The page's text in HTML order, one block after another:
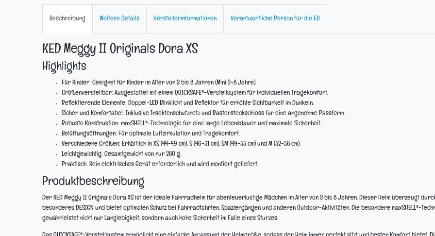
Beschreibung Weitere Details Herstellerinformationen Verantwortliche Person für die EU
KED Meggy II Originals Dora XS
Highlights
Für Kinder: Geeignet für Kinder im Alter von 3 bis 8 Jahren (Mini 2-8 Jahre).
Größenverstellbar: Ausgestattet mit einem QUICKSAFE®-Verstellsystem für individuellen Tragekomfort.
Reflektierende Elemente: Doppel-LED Blinklicht und Reflektor für erhöhte Sichtbarkeit im Dunkeln.
Sicher und Komfortabel: Inklusive Insektenschutznetz und Rastersteckschloss für eine angenehme Passform.
Robuste Konstruktion: maxSHELL®-Technologie für eine lange Lebensdauer und maximale Sicherheit.
Belüftungsöffnungen: Für optimale Luftzirkulation und Tragekomfort.
Verschiedene Größen: Erhältlich in XS (44-49 cm), S (46-51 cm), SM (49-55 cm) und M (52-58 cm).
Leichtgewichtig: Gesamtgewicht von nur 280 g.
Praktisch: Kein elektrisches Gerät erforderlich und wird montiert geliefert.
Produktbeschreibung
Der KED Meggy II Originals Dora XS ist der ideale Fahrradhelm für abenteuerlustige Mädchen im Alter von 3 bis 8 Jahren. Dieser Helm überzeugt
besonderes DESIGN und bietet optimalen Schutz bei Fahrradfahrten, Spaziergängen und anderen Outdoor-Aktivitäten. Die besondere maxSHELL®-
gewährleistet nicht nur Langlebigkeit, sondern auch hohe Sicherheit im Falle eines Sturzes.